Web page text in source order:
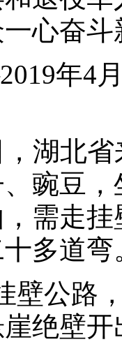
心奋
4月
北省
豌豆
需走
多道弯
公路，
绝壁